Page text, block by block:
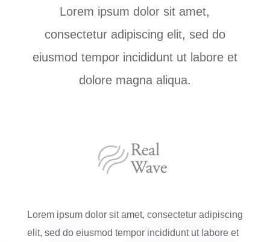
Lorem ipsum dolor sit amet,
consectetur adipiscing elit, sed do
eiusmod tempor incididunt ut labore et
dolore magna aliqua.
Lorem ipsum dolor sit amet, consectetur adipiscing
elit, sed do eiusmod tempor incididunt ut labore et